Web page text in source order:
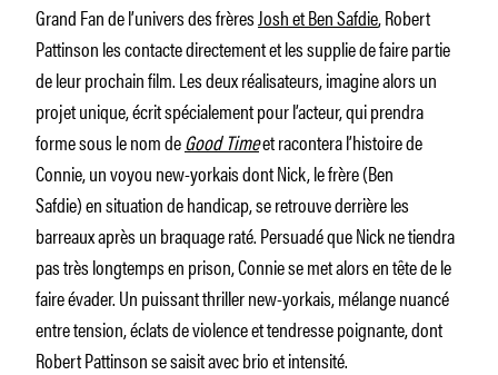
Grand Fan de l’univers des frèresJosh et Ben Safdie, Robert
Pattinson les contacte directement et les supplie de faire partie
de leur prochain film. Les deux réalisateurs, imagine alors un
projet unique, écrit spécialement pour l’acteur, qui prendra
forme sous le nom deGood Timeet racontera l’histoire de
Connie, un voyou new-yorkais dont Nick, le frère (Ben
Safdie) en situation de handicap, se retrouve derrière les
barreaux après un braquage raté. Persuadé que Nick ne tiendra
pas très longtemps en prison, Connie se met alors en tête de le
faire évader. Un puissant thriller new-yorkais, mélange nuancé
entre tension, éclats de violence et tendresse poignante, dont
Robert Pattinson se saisit avec brio et intensité.